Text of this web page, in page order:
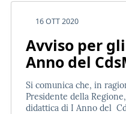
16 OTT 2020
Avviso per
Anno del
Si comunica che, in
Presidente della
didattica di I Anno del